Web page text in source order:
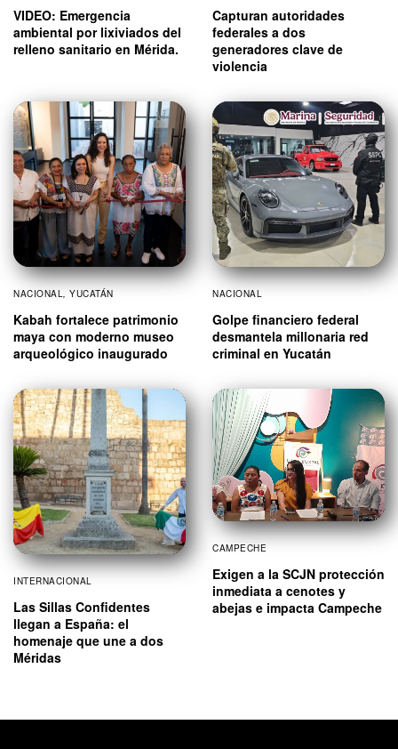
VIDEO: Emergencia
ambiental por lixiviados del
relleno sanitario en Mérida.
Capturan autoridades
federales a dos
generadores clave de
violencia
NACIONAL, YUCATÁN
Kabah fortalece patrimonio
maya con moderno museo
arqueológico inaugurado
NACIONAL
Golpe financiero federal
desmantela millonaria red
criminal en Yucatán
INTERNACIONAL
Las Sillas Confidentes
llegan a España: el
homenaje que une a dos
Méridas
CAMPECHE
Exigen a la SCJN protección
inmediata a cenotes y
abejas e impacta Campeche